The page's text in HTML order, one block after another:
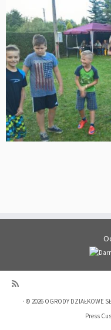
· © 2026 OGRODY DZIAŁKOWE
Press